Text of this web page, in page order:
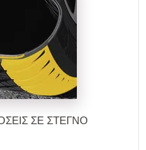
ΣΕ ΣΤΕΓΝΌ